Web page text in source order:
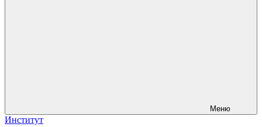
Меню
Институт